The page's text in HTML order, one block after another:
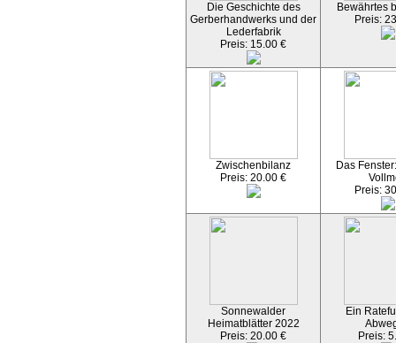
Die Geschichte des
Gerberhandwerks und der
Lederfabrik
Preis: 15.00 €
Bewährtes
Preis:
Zwischenbilanz
Preis: 20.00 €
Das
Preis:
Sonnewalder
Heimatblätter 2022
Preis: 20.00 €
Ein
Preis: